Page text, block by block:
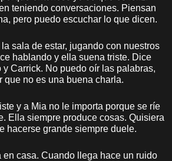
teniendo conversaciones. Piensan
pero puedo escuchar lo que dicen.
sala de estar, jugando con nuestros
hablando y ella suena triste. Dice
Carrick. No puedo oír las palabras,
que no es una buena charla.
y a Mia no le importa porque se ríe
Ella siempre produce cosas. Quisiera
hacerse grande siempre duele.
en casa. Cuando llega hace un ruido